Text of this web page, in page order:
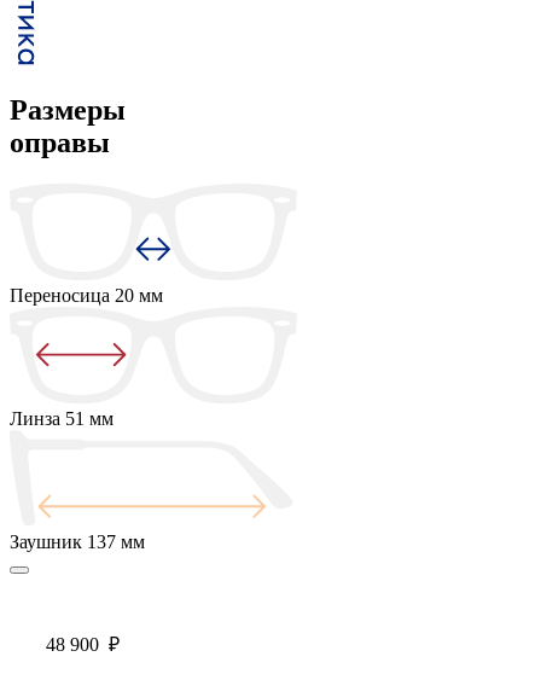
Размеры
оправы
Переносица 20 мм
Линза 51 мм
Заушник 137 мм
48 900 ₽